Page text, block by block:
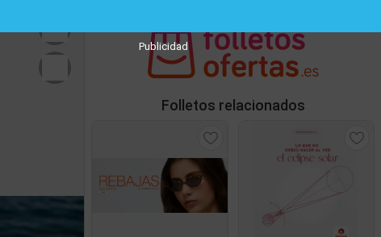
Publicidad
Folletos relacionados